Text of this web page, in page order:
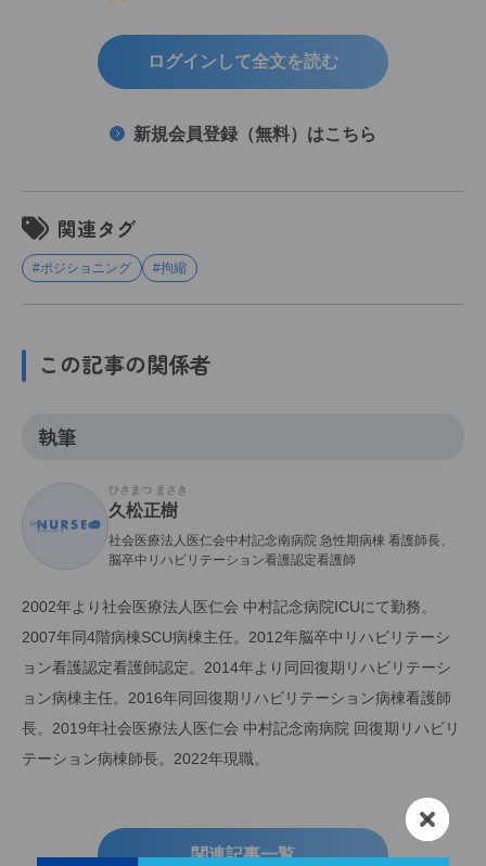
ログインして全文を読む
新規会員登録（無料）はこちら
関連タグ
#ポジショニング #拘縮
この記事の関係者
執筆
ひさまつ まさき
久松正樹
社会医療法人医仁会中村記念南病院 急性期病棟 看護師長、
脳卒中リハビリテーション看護認定看護師
2002年より社会医療法人医仁会 中村記念病院ICUにて勤務。
2007年同4階病棟SCU病棟主任。2012年脳卒中リハビリテーシ
ョン看護認定看護師認定。2014年より同回復期リハビリテーシ
ョン病棟主任。2016年同回復期リハビリテーション病棟看護師
長。2019年社会医療法人医仁会 中村記念南病院 回復期リハビリ
テーション病棟師長。2022年現職。
関連記事一覧